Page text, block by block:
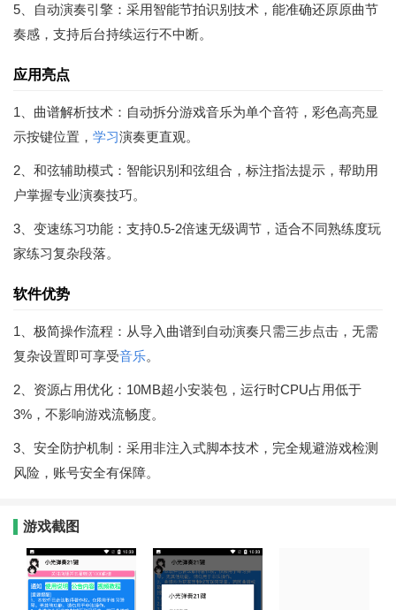
5、自动演奏引擎：采用智能节拍识别技术，能准确还原原曲节
奏感，支持后台持续运行不中断。
应用亮点
1、曲谱解析技术：自动拆分游戏音乐为单个音符，彩色高亮显
示按键位置， 学习演奏更直观。
2、和弦辅助模式：智能识别和弦组合，标注指法提示，帮助用
户掌握专业演奏技巧。
3、变速练习功能：支持0.5-2倍速无级调节，适合不同熟练度玩
家练习复杂段落。
软件优势
1、极简操作流程：从导入曲谱到自动演奏只需三步点击，无需
复杂设置即可享受音乐。
2、资源占用优化：10MB超小安装包，运行时CPU占用低于
3%，不影响游戏流畅度。
3、安全防护机制：采用非注入式脚本技术，完全规避游戏检测
风险，账号安全有保障。
游戏截图